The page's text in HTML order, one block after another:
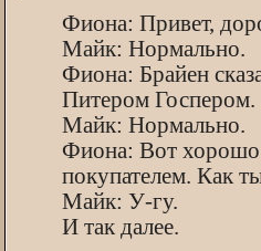
Фиона: Привет,
Майк: Нормально.
Фиона: Брайен
Питером
Майк: Нормально.
Фиона: Вот хорошо.
покупателем. Как
Майк: У-гу.
И так далее.